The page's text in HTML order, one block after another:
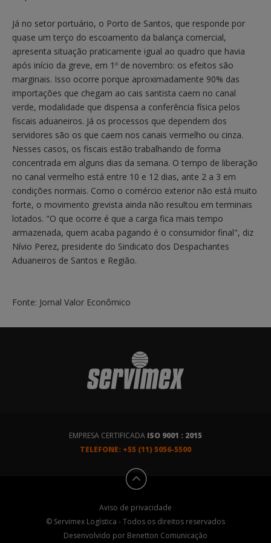
Já no setor portuário, o Porto de Santos, que responde por
quase um terço do escoamento da balança comercial,
apresenta situação praticamente igual ao quadro que havia
após início da greve, em 1º de novembro: os efeitos são
marginais. Isso ocorre porque aproximadamente 90% das
importações que chegam ao cais santista caem no canal
verde, modalidade que dispensa a conferência física pelos
fiscais aduaneiros. Já os processos que dependem dos
servidores são os que caem nos canais vermelho ou cinza.
Nesses casos, os fiscais estão trabalhando de forma
concentrada em alguns dias da semana. O tempo de liberação
no canal vermelho está entre 10 e 12 dias, ante 2 a 3 em
condições normais. Como o comércio exterior não está muito
forte, o movimento grevista ainda não resultou em terminais
lotados. "O que ocorre é que a carga fica mais tempo
armazenada, quem acaba pagando é o consumidor final", diz
Nívio Perez, presidente do Sindicato dos Despachantes
Aduaneiros de Santos e Região.
Fonte: Jornal Valor Econômico
EMPRESA CERTIFICADA ISO 9001 : 2015
TELEFONE: +55 (11) 5056-5500
Aviso de privacidade
© Servimex Logística - Todos os direitos reservados
Desenvolvido por Benetton Comunicação